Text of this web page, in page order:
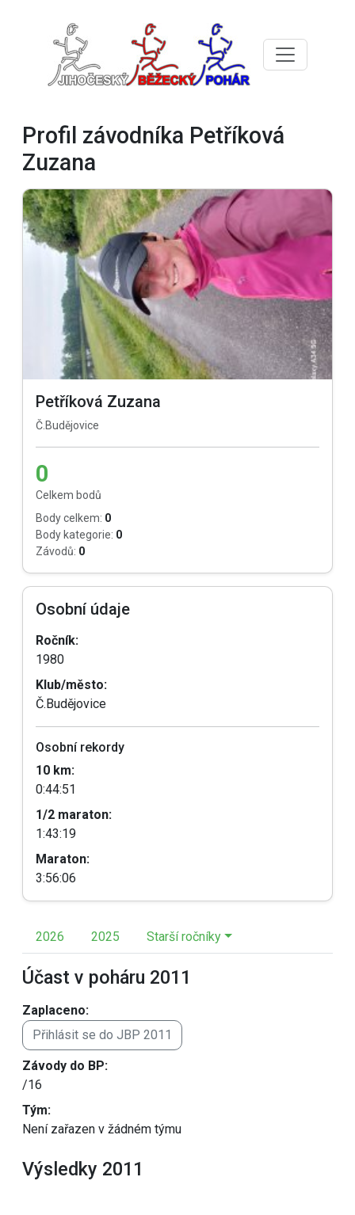
Profil závodníka Petříková
Zuzana
Petříková Zuzana
Č.Budějovice
0
Celkem bodů
Body celkem: 0
Body kategorie: 0
Závodů: 0
Osobní údaje
Ročník:
1980
Klub/město:
Č.Budějovice
Osobní rekordy
10 km:
0:44:51
1/2 maraton:
1:43:19
Maraton:
3:56:06
2026 2025 Starší ročníky
Účast v poháru 2011
Zaplaceno:
Přihlásit se do JBP 2011
Závody do BP:
/16
Tým:
Není zařazen v žádném týmu
Výsledky 2011